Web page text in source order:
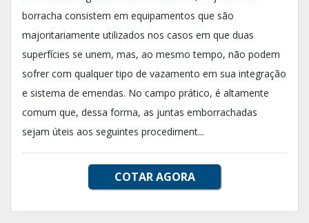
borracha consistem em equipamentos que são
majoritariamente utilizados nos casos em que duas
superfícies se unem, mas, ao mesmo tempo, não podem
sofrer com qualquer tipo de vazamento em sua integração
e sistema de emendas. No campo prático, é altamente
comum que, dessa forma, as juntas emborrachadas
sejam úteis aos seguintes procediment...
COTAR AGORA